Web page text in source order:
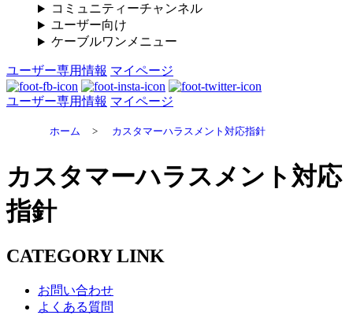
コミュニティーチャンネル
ユーザー向け
ケーブルワンメニュー
ユーザー専用情報 マイページ
ユーザー専用情報 マイページ
ホーム > カスタマーハラスメント対応指針
カスタマーハラスメント対応
指針
CATEGORY LINK
お問い合わせ
よくある質問